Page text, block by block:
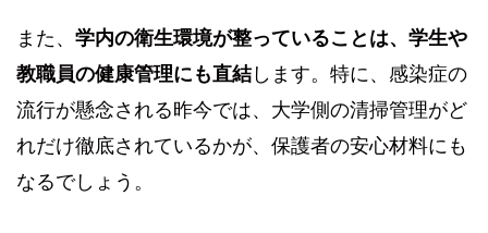
また、 学内の衛生環境が整っていることは、学生や
教職員の健康管理にも直結 します。特に、感染症の
流行が懸念される昨今では、大学側の清掃管理がど
れだけ徹底されているかが、保護者の安心材料にも
なるでしょう。